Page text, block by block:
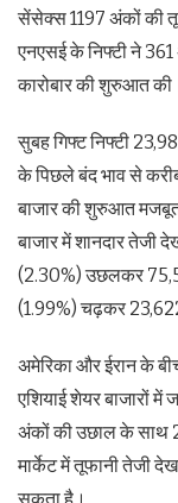
सेंसेक्स 1197 अंकों की
एनएसई के निफ्टी ने
कारोबार की शुरुआत
सुबह गिफ्ट निफ्टी
के पिछले बंद भाव से
बाजार की शुरुआत
बाजार में शानदार
(2.30%) उछलकर
(1.99%) चढ़कर
अमेरिका और ईरान के
एशियाई शेयर बाजारों
अंकों की उछाल के साथ
मार्केट में तूफानी तेजी